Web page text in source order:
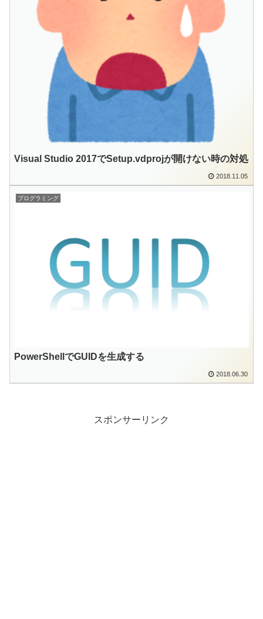
Visual Studio 2017でSetup.vdprojが開けない時の対処
2018.11.05
プログラミング
PowerShellでGUIDを生成する
2018.06.30
スポンサーリンク